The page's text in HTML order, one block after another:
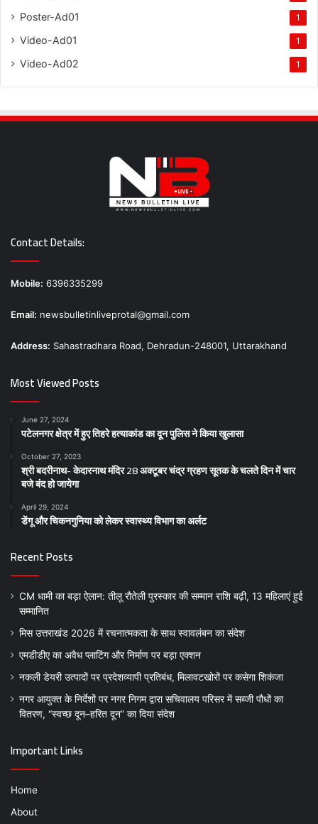
Poster-Ad01 1
Video-Ad01 1
Video-Ad02 1
Contact Details:
Mobile: 6396335299
Email: newsbulletinliveprotal@gmail.com
Address: Sahastradhara Road, Dehradun-248001, Uttarakhand
Most Viewed Posts
June 27, 2024
पटेलनगर क्षेत्र में हुए तिहरे हत्याकांड का दून पुलिस ने किया खुलासा
October 27, 2023
श्री बदरीनाथ- केदारनाथ मंदिर 28 अक्टूबर चंद्र ग्रहण सूतक के चलते दिन में चार
बजे बंद हो जायेगा
April 29, 2024
डेंगू और चिकनगुनिया को लेकर स्वास्थ्य विभाग का अर्लट
Recent Posts
CM धामी का बड़ा ऐलान: तीलू रौतेली पुरस्कार की सम्मान राशि बढ़ी, 13 महिलाएं हुई
सम्मानित
मिस उत्तराखंड 2026 में रचनात्मकता के साथ स्वावलंबन का संदेश
एमडीडीए का अवैध प्लाटिंग और निर्माण पर बड़ा एक्शन
नकली डेयरी उत्पादों पर प्रदेशव्यापी प्रतिबंध, मिलावटखोरों पर कसेगा शिकंजा
नगर आयुक्त के निर्देशों पर नगर निगम द्वारा सचिवालय परिसर में सब्जी पौधों का
वितरण, “स्वच्छ दून–हरित दून” का दिया संदेश
Important Links
Home
About